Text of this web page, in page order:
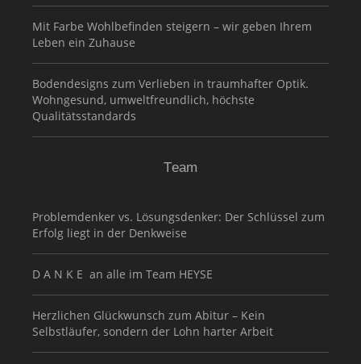
Mit Farbe Wohlbefinden steigern – wir geben Ihrem
Leben ein Zuhause
Bodendesigns zum Verlieben in traumhafter Optik.
Wohngesund, umweltfreundlich, höchste
Qualitätsstandards
Team
Problemdenker vs. Lösungsdenker: Der Schlüssel zum
Erfolg liegt in der Denkweise
D A N K E an alle im Team HEYSE
Herzlichen Glückwunsch zum Abitur – Kein
Selbstläufer, sondern der Lohn harter Arbeit